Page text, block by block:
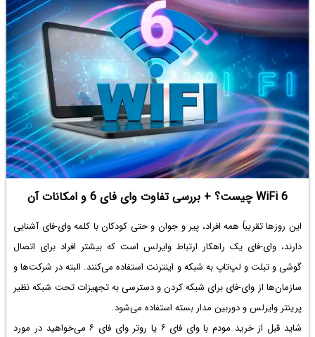
WiFi 6 چیست؟ + بررسی تفاوت وای فای 6 و امکانات آن
این روزها تقریباً همه افراد، پیر و جوان و حتی کودکان با کلمه وای-فای آشنایی
دارند، وای-فای یک راهکار ارتباط وایرلس است که بیشتر افراد برای اتصال
گوشی و تبلت و لپ‌تاپ به شبکه و اینترنت استفاده می‌کنند. البته در شرکت‌ها و
سازمان‌ها از وای-فای برای شبکه کردن و دسترسی به تجهیزات تحت شبکه نظیر
پرینتر وایرلس و دوربین مدار بسته استفاده می‌شود.
شاید قبل از خرید مودم با وای فای ۶ یا
روتر وای فای ۶ می‌خواهید در مورد